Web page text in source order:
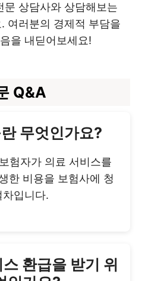
문 상담사와 상담해보는
여러분의 경제적 부담을
을 내딛어보세요!
Q&A
무엇인가요?
험자가 의료 서비스를
한 비용을 보험사에 청
입니다.
환급을 받기 위